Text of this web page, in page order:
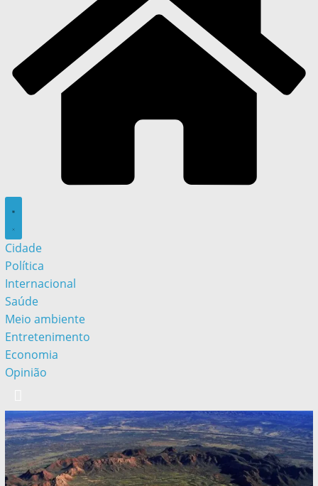
Cidade
Política
Internacional
Saúde
Meio ambiente
Entretenimento
Economia
Opinião